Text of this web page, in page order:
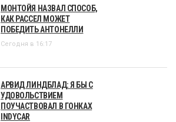
МОНТОЙЯ НАЗВАЛ СПОСОБ,
КАК РАССЕЛ МОЖЕТ
ПОБЕДИТЬ АНТОНЕЛЛИ
Сегодня в 16:17
АРВИД ЛИНДБЛАД: Я БЫ С
УДОВОЛЬСТВИЕМ
ПОУЧАСТВОВАЛ В ГОНКАХ
INDYCAR